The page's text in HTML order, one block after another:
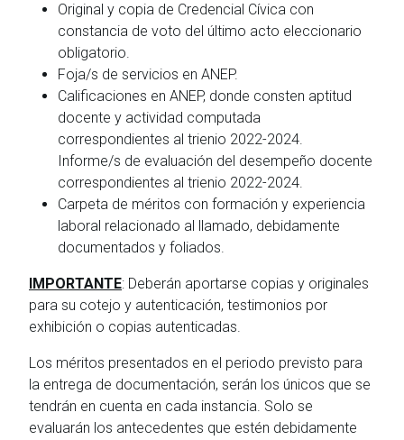
Original y copia de Credencial Cívica con
constancia de voto del último acto eleccionario
obligatorio.
Foja/s de servicios en ANEP.
Calificaciones en ANEP, donde consten aptitud
docente y actividad computada
correspondientes al trienio 2022-2024.
Informe/s de evaluación del desempeño docente
correspondientes al trienio 2022-2024.
Carpeta de méritos con formación y experiencia
laboral relacionado al llamado, debidamente
documentados y foliados.
IMPORTANTE: Deberán aportarse copias y originales
para su cotejo y autenticación, testimonios por
exhibición o copias autenticadas.
Los méritos presentados en el periodo previsto para
la entrega de documentación, serán los únicos que se
tendrán en cuenta en cada instancia. Solo se
evaluarán los antecedentes que estén debidamente